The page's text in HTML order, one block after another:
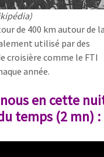
de 400 km autour de la
utilisé par des
croisière comme le FTI
année.
en cette
temps (2 mn) :